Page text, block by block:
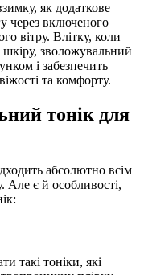
як додаткове
через включеного
вітру. Влітку, коли
зволожувальний
і забезпечить
та комфорту.
тонік для
абсолютно всім
Але є й особливості,
такі тоніки, які